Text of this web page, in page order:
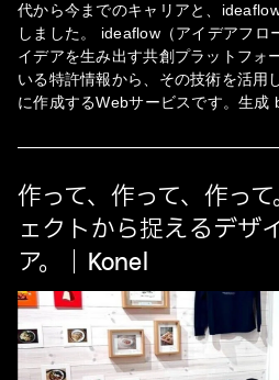
代から今までのキャリアと、
しました。 ideaflow（アイデアフロ
イデアを生み出す共創プラットフォ
いる特許情報から、その技術を活用
に作成するWebサービスです。生成
作って、作って、作っ
ェクトから捉えるデザ
ア。｜Konel